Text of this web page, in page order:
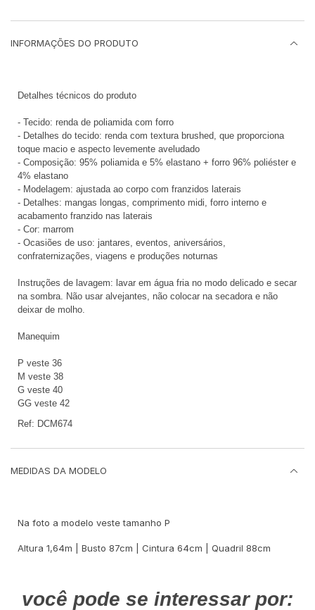
INFORMAÇÕES DO PRODUTO
Detalhes técnicos do produto
- Tecido: renda de poliamida com forro
- Detalhes do tecido: renda com textura brushed, que proporciona
toque macio e aspecto levemente aveludado
- Composição: 95% poliamida e 5% elastano + forro 96% poliéster e
4% elastano
- Modelagem: ajustada ao corpo com franzidos laterais
- Detalhes: mangas longas, comprimento midi, forro interno e
acabamento franzido nas laterais
- Cor: marrom
- Ocasiões de uso: jantares, eventos, aniversários,
confraternizações, viagens e produções noturnas
Instruções de lavagem: lavar em água fria no modo delicado e secar
na sombra. Não usar alvejantes, não colocar na secadora e não
deixar de molho.
Manequim
P veste 36
M veste 38
G veste 40
GG veste 42
Ref: DCM674
MEDIDAS DA MODELO
Na foto a modelo veste tamanho P
Altura 1,64m | Busto 87cm | Cintura 64cm | Quadril 88cm
você pode se interessar por: